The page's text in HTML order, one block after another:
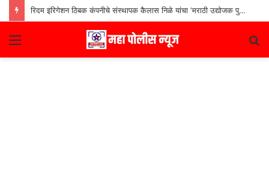
रिदम इरिगेशन ठिबक कंपनीचे संस्थापक कैलास निळे यांचा ‘मराठी उद्योजक पुरस्कार
Menu